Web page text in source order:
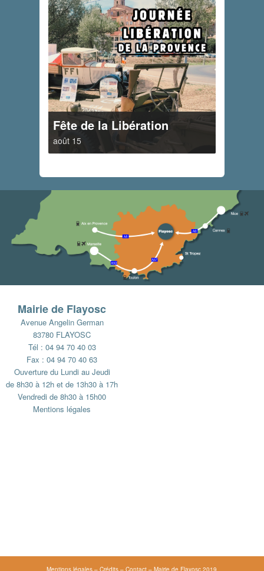
Fête de la Libération
août 15
Mairie de Flayosc
Avenue Angelin German
83780 FLAYOSC
Tél : 04 94 70 40 03
Fax : 04 94 70 40 63
Ouverture du Lundi au Jeudi
de 8h30 à 12h et de 13h30 à 17h
Vendredi de 8h30 à 15h00
Mentions légales